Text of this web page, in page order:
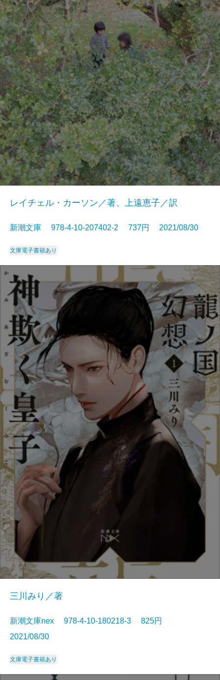
レイチェル・カーソン／著、上遠恵子／訳
新潮文庫 978-4-10-207402-2 737円 2021/08/30
文庫電子書籍あり
三川みり／著
新潮文庫nex 978-4-10-180218-3 825円
2021/08/30
文庫電子書籍あり